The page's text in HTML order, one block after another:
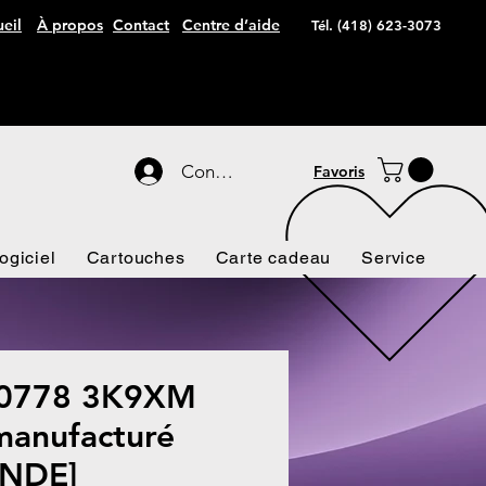
À propos Contact Centre d’aide Tél. (418) 623-3073
Connexion Favoris
Cartouches Carte cadeau Service
3K9XM